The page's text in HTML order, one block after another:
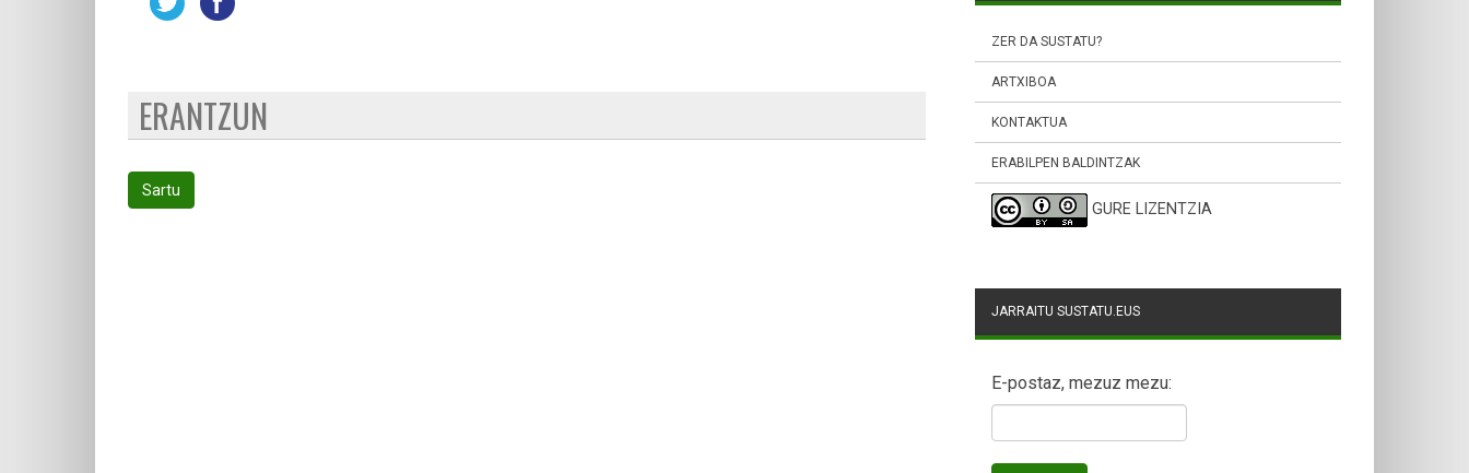
ERANTZUN
Sartu
ZER DA SUSTATU?
ARTXIBOA
KONTAKTUA
ERABILPEN BALDINTZAK
GURE LIZENTZIA
JARRAITU SUSTATU.EUS
E-postaz, mezuz mezu: